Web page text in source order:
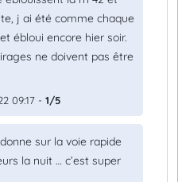
j ai été comme chaque
ébloui encore hier soir.
ne doivent pas être
09:17 - 1/5
sur la voie rapide
la nuit … c’est super